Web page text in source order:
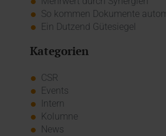
So kommen Dokumente
Ein Dutzend Gütesiegel
Kategorien
CSR
Events
Intern
Kolumne
News